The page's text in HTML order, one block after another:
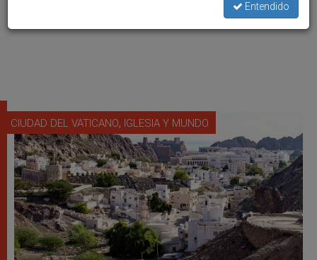
CIUDAD DEL VATICANO, IGLESIA Y MUNDO
Entendido